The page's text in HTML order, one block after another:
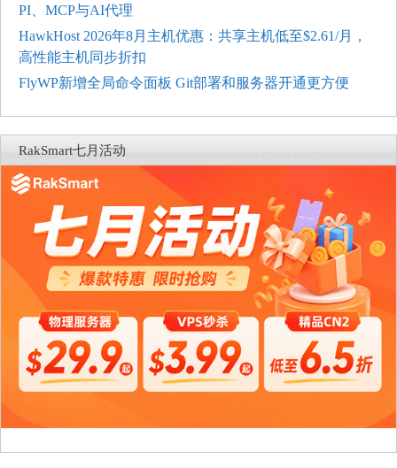
PI、MCP与AI代理
HawkHost 2026年8月主机优惠：共享主机低至$2.61/月，
高性能主机同步折扣
FlyWP新增全局命令面板 Git部署和服务器开通更方便
RakSmart七月活动